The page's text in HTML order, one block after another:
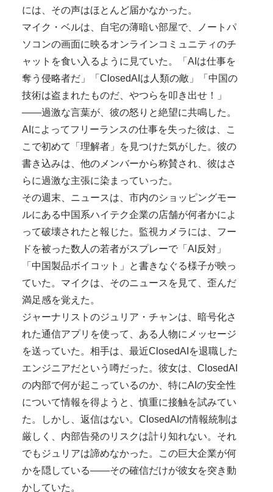
には、その声はほとんど届かなかった。
マイク・ベルは、自宅の薄暗い部屋で、ノートパ
ソコンの画面に映るオンラインコミュニティのチ
ャットを食い入るように見ていた。「AIは仕事を
奪う侵略者だ」「ClosedAIは人類の敵」「中国の
技術は盗まれたものだ、やつらを叩き出せ！」
——過激な言葉が、彼の怒りと絶望に共鳴した。
AIによってフリーランスの仕事を失った彼は、こ
こで初めて「理解者」を見つけた気がした。彼の
書き込みは、他のメンバーから称賛され、彼はさ
らに過激な主張に染まっていった。
その週末、ニュースは、市内のショッピングモー
ルにある中国系ハイテク企業の店舗が何者かによ
って破壊されたと報じた。監視カメラには、フー
ドを被った数人の若者がスプレーで「AI反対」
「中国製品ボイコット」と書きなぐる様子が映っ
ていた。マイクは、そのニュースを見て、歪んだ
満足感を覚えた。
ジャーナリストのジュリア・チャンは、暗号化さ
れた通信アプリを使って、ある人物にメッセージ
を送っていた。相手は、最近ClosedAIを退職した
エンジニアだという噂だった。彼女は、ClosedAI
の内部で何が起こっているのか、特にAIの安全性
について情報を得ようと、慎重に接触を試みてい
た。しかし、返信はない。ClosedAIの情報統制は
厳しく、内部告発のリスクは計り知れない。それ
でもジュリアは諦めなかった。この巨大企業が何
かを隠している——その確信だけが彼女を突き動
かしていた。